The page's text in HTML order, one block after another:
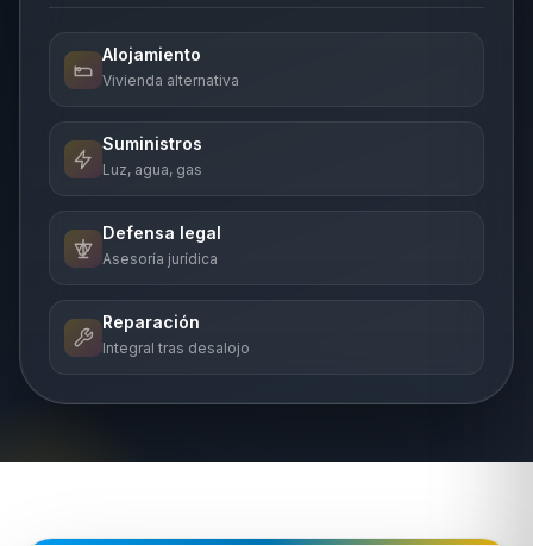
Alojamiento
Vivienda alternativa
Suministros
Luz, agua, gas
Defensa legal
Asesoría jurídica
Reparación
Integral tras desalojo